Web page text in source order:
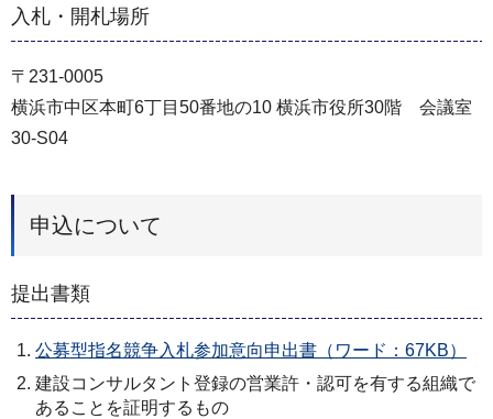
入札・開札場所
〒231-0005
横浜市中区本町6丁目50番地の10 横浜市役所30階 会議室
30-S04
申込について
提出書類
公募型指名競争入札参加意向申出書（ワード：67KB）
建設コンサルタント登録の営業許・認可を有する組織で
あることを証明するもの